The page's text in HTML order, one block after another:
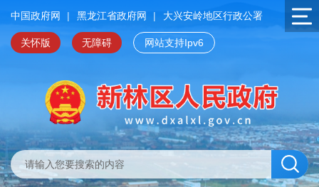
中国政府网 | 黑龙江省政府网 | 大兴安岭地区行政公署
关怀版 无障碍 网站支持Ipv6